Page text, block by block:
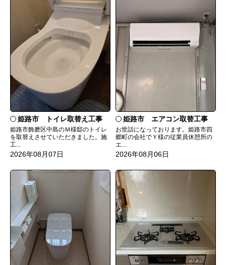
姫路市 トイレ取替え工事
姫路市飾磨区中島のＭ様邸のトイレ
を取替えさせていただきました。施
工...
2026年08月07日
姫路市 エアコン取替工事
お世話になっております。姫路市四
郷町の会社でＹ様の従業員休憩所の
エ...
2026年08月06日